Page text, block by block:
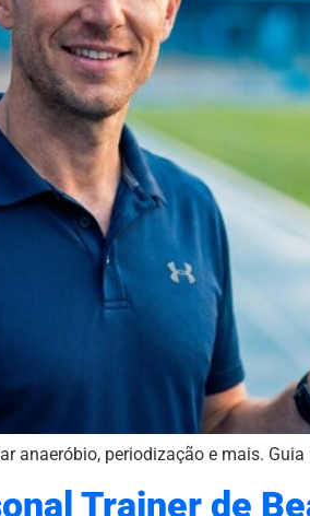
anaeróbio, periodização e mais.
Trainer de